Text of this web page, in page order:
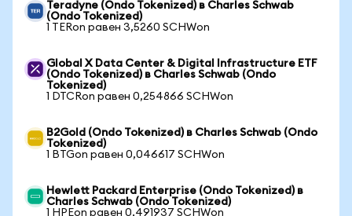
Teradyne (Ondo Tokenized) в Charles Schwab
(Ondo Tokenized)
1 TERon равен 3,5260 SCHWon
Global X Data Center & Digital Infrastructure ETF
(Ondo Tokenized) в Charles Schwab (Ondo
Tokenized)
1 DTCRon равен 0,254866 SCHWon
B2Gold (Ondo Tokenized) в Charles Schwab (Ondo
Tokenized)
1 BTGon равен 0,046617 SCHWon
Hewlett Packard Enterprise (Ondo Tokenized) в
Charles Schwab (Ondo Tokenized)
1 HPEon равен 0,491937 SCHWon